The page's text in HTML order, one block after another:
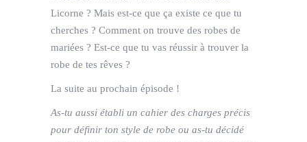
Licorne ? Mais est-ce que ça existe ce que tu
cherches ? Comment on trouve des robes de
mariées ? Est-ce que tu vas réussir à trouver la
robe de tes rêves ?
La suite au prochain épisode !
As-tu aussi établi un cahier des charges précis
pour définir ton style de robe ou as-tu décidé